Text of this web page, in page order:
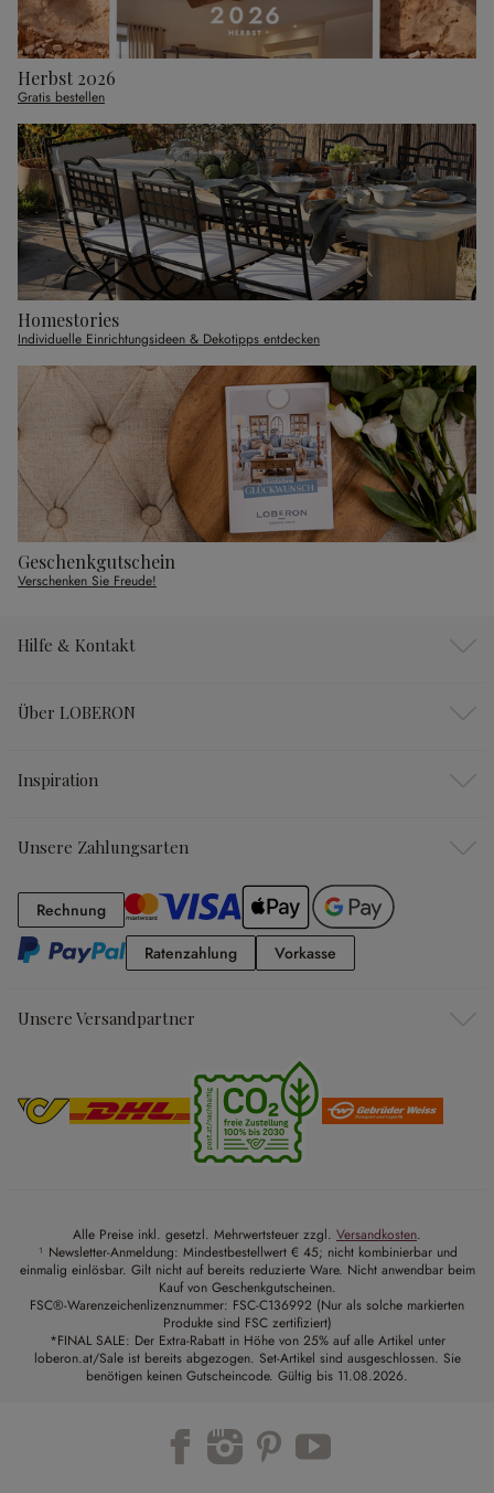
Herbst 2026
Gratis bestellen
Homestories
Individuelle Einrichtungsideen & Dekotipps entdecken
Geschenkgutschein
Verschenken Sie Freude!
Hilfe & Kontakt
Über LOBERON
Inspiration
Unsere Zahlungsarten
RechnungRechnung
RatenzahlungRatenzahlung
Vorkasse
Unsere Versandpartner
Alle Preise inkl. gesetzl. Mehrwertsteuer zzgl. Versandkosten.
¹ Newsletter-Anmeldung: Mindestbestellwert € 45; nicht kombinierbar und
einmalig einlösbar. Gilt nicht auf bereits reduzierte Ware. Nicht anwendbar beim
Kauf von Geschenkgutscheinen.
FSC®-Warenzeichenlizenznummer: FSC-C136992 (Nur als solche markierten
Produkte sind FSC zertifiziert)
*FINAL SALE: Der Extra-Rabatt in Höhe von 25% auf alle Artikel unter
loberon.at/Sale ist bereits abgezogen. Set-Artikel sind ausgeschlossen. Sie
benötigen keinen Gutscheincode. Gültig bis 11.08.2026.